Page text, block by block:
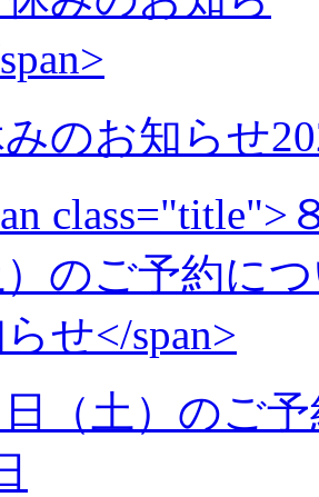
のお知らせ
日（土）のご